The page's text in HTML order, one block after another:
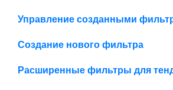
Управление созданными
Создание нового фильтра
Расширенные фильтры для